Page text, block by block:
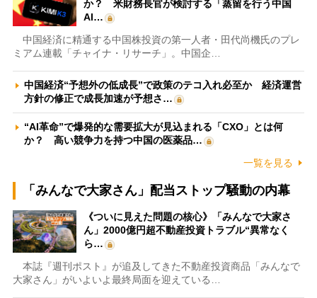
か？ 米財務長官が検討する「蒸留を行う中国
AI…
中国経済に精通する中国株投資の第一人者・田代尚機氏のプレ
ミアム連載「チャイナ・リサーチ」。中国企…
中国経済“予想外の低成長”で政策のテコ入れ必至か 経済運営
方針の修正で成長加速が予想さ…
“AI革命”で爆発的な需要拡大が見込まれる「CXO」とは何
か？ 高い競争力を持つ中国の医薬品…
一覧を見る
「みんなで大家さん」配当ストップ騒動の内幕
《ついに見えた問題の核心》「みんなで大家さ
ん」2000億円超不動産投資トラブル“異常なく
ら…
本誌『週刊ポスト』が追及してきた不動産投資商品「みんなで
大家さん」がいよいよ最終局面を迎えている…